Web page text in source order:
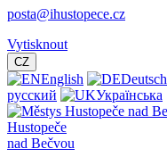
posta@ihustopece.cz
Vytisknout
CZ
English Deutsch
русский
Українська
Hustopeče
nad Bečvou